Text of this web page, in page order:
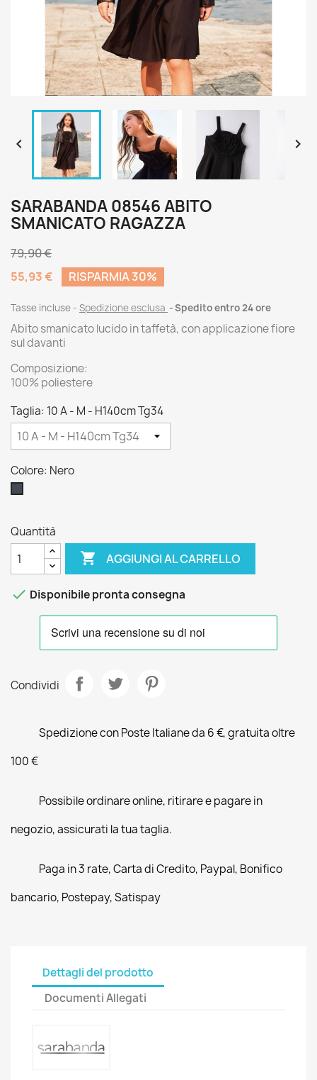
 
SARABANDA 08546 ABITO
SMANICATO RAGAZZA
79,90 €
55,93 €
RISPARMIA 30%
Tasse incluse Spedizione esclusa Spedito entro 24 ore
Abito smanicato lucido in taffetà, con applicazione fiore
sul davanti
Composizione:
100% poliestere
Taglia: 10 A - M - H140cm Tg34
Colore: Nero
Quantità
 AGGIUNGI AL CARRELLO
 Disponibile pronta consegna
Condividi
Spedizione con Poste Italiane da 6 €, gratuita oltre
100 €
Possibile ordinare online, ritirare e pagare in
negozio, assicurati la tua taglia.
Paga in 3 rate, Carta di Credito, Paypal, Bonifico
bancario, Postepay, Satispay
Dettagli del prodotto
Documenti Allegati